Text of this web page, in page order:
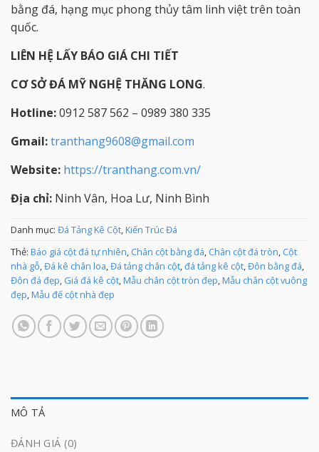
bằng đá, hạng mục phong thủy tâm linh việt trên toàn
quốc.
LIÊN HỆ LẤY BÁO GIÁ CHI TIẾT
CƠ SỞ ĐÁ MỸ NGHỆ THĂNG LONG.
Hotline:0912 587 562 – 0989 380 335
Gmail:tranthang9608@gmail.com
Website: https://tranthang.com.vn/
Địa chỉ: Ninh Vân, Hoa Lư, Ninh Bình
Danh mục: Đá Tảng Kê Cột,Kiến Trúc Đá
Thẻ: Báo giá cột đá tự nhiên, Chân cột bằng đá, Chân cột đá tròn, Cột
nhà gỗ,Đá kê chân loa,Đá tảng chân cột,đá tảng kê cột,Đôn bằng đá,
Đôn đá đẹp, Giá đá kê cột,Mẫu chân cột tròn đẹp,Mẫu chân cột vuông
đẹp,Mẫu đế cột nhà đẹp
MÔ TẢ
ĐÁNH GIÁ (0)